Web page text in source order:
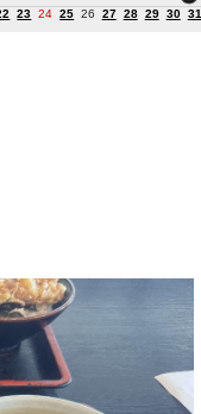
23 24 25 26 27 28 29 30 31